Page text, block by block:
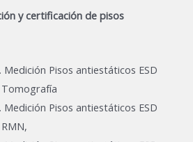
y certificación de pisos
Medición Pisos antiestáticos ESD
Tomografía
Medición Pisos antiestáticos ESD